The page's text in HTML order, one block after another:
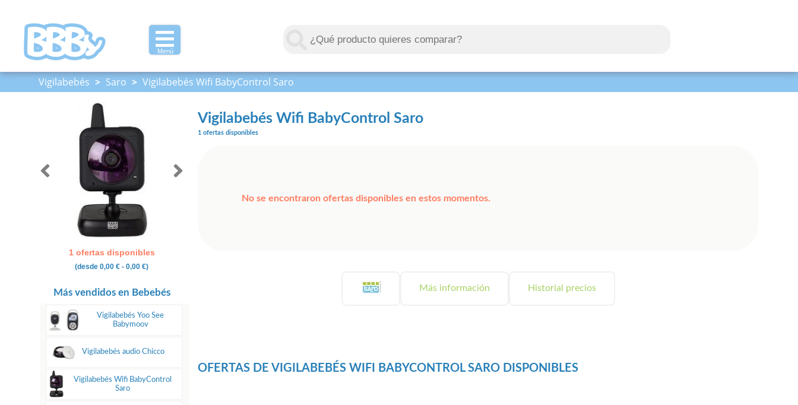
Menú
Vigilabebés > Saro > Vigilabebés Wifi BabyControl Saro
Vigilabebés Wifi BabyControl Saro
1 ofertas disponibles
(desde0,00 € - 0,00 €)
Más vendidos en Bebebés
Vigilabebés Yoo See
Babymoov
Vigilabebés audio Chicco
Vigilabebés Wifi BabyControl
Saro
1 ofertas disponibles
No se encontraron ofertas disponibles en estos momentos.
Más información Historial precios
OFERTAS DE VIGILABEBÉS WIFI BABYCONTROL SARO DISPONIBLES